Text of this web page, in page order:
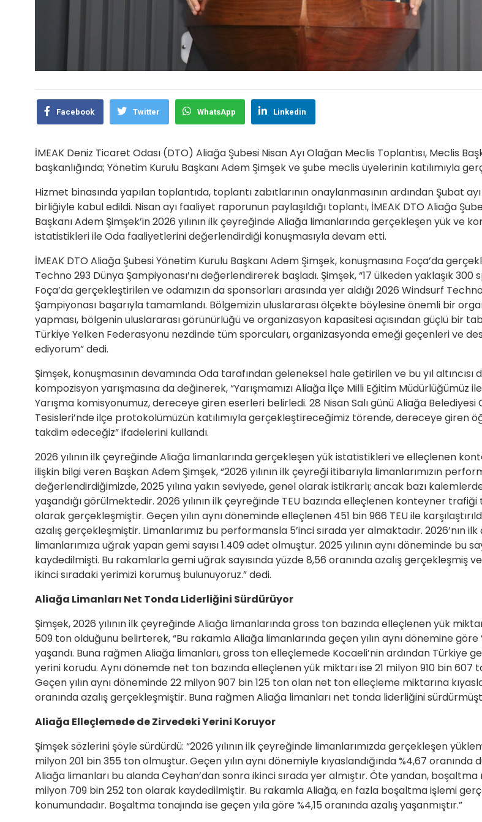
Facebook Twitter WhatsApp Linkedin
İMEAK Deniz Ticaret Odası (DTO) Aliağa Şubesi Nisan Ayı Olağan Meclis Toplantısı, Meclis
başkanlığında; Yönetim Kurulu Başkanı Adem Şimşek ve şube meclis üyelerinin katılımıyla
Hizmet binasında yapılan toplantıda, toplantı zabıtlarının onaylanmasının ardından Şubat
birliğiyle kabul edildi. Nisan ayı faaliyet raporunun paylaşıldığı toplantı, İMEAK DTO Aliağa
Başkanı Adem Şimşek’in 2026 yılının ilk çeyreğinde Aliağa limanlarında gerçekleşen yük ve
istatistikleri ile Oda faaliyetlerini değerlendirdiği konuşmasıyla devam etti.
İMEAK DTO Aliağa Şubesi Yönetim Kurulu Başkanı Adem Şimşek, konuşmasına Foça’da
Techno 293 Dünya Şampiyonası’nı değerlendirerek başladı. Şimşek, “17 ülkeden yaklaşık 300
Foça’da gerçekleştirilen ve odamızın da sponsorları arasında yer aldığı 2026 Windsurf
Şampiyonası başarıyla tamamlandı. Bölgemizin uluslararası ölçekte böylesine önemli bir
yapması, bölgenin uluslararası görünürlüğü ve organizasyon kapasitesi açısından güçlü bir
Türkiye Yelken Federasyonu nezdinde tüm sporcuları, organizasyonda emeği geçenleri ve
ediyorum” dedi.
Şimşek, konuşmasının devamında Oda tarafından geleneksel hale getirilen ve bu yıl altıncısı
kompozisyon yarışmasına da değinerek, “Yarışmamızı Aliağa İlçe Milli Eğitim Müdürlüğümüz
Yarışma komisyonumuz, dereceye giren eserleri belirledi. 28 Nisan Salı günü Aliağa Belediyesi
Tesisleri’nde ilçe protokolümüzün katılımıyla gerçekleştireceğimiz törende, dereceye giren
takdim edeceğiz” ifadelerini kullandı.
2026 yılının ilk çeyreğinde Aliağa limanlarında gerçekleşen yük istatistikleri ve elleçlenen
ilişkin bilgi veren Başkan Adem Şimşek, “2026 yılının ilk çeyreği itibarıyla limanlarımızın
değerlendirdiğimizde, 2025 yılına yakın seviyede, genel olarak istikrarlı; ancak bazı
yaşandığı görülmektedir. 2026 yılının ilk çeyreğinde TEU bazında elleçlenen konteyner
olarak gerçekleşmiştir. Geçen yılın aynı döneminde elleçlenen 451 bin 966 TEU ile
azalış gerçekleşmiştir. Limanlarımız bu performansla 5’inci sırada yer almaktadır. 2026’nın
limanlarımıza uğrak yapan gemi sayısı 1.409 adet olmuştur. 2025 yılının aynı döneminde bu
kaydedilmişti. Bu rakamlarla gemi uğrak sayısında yüzde 8,56 oranında azalış gerçekleşmiş
ikinci sıradaki yerimizi korumuş bulunuyoruz.” dedi.
Aliağa Limanları Net Tonda Liderliğini Sürdürüyor
Şimşek, 2026 yılının ilk çeyreğinde Aliağa limanlarında gross ton bazında elleçlenen yük
509 ton olduğunu belirterek, “Bu rakamla Aliağa limanlarında geçen yılın aynı dönemine göre
yaşandı. Buna rağmen Aliağa limanları, gross ton elleçlemede Kocaeli’nin ardından Türkiye
yerini korudu. Aynı dönemde net ton bazında elleçlenen yük miktarı ise 21 milyon 910 bin 607
Geçen yılın aynı döneminde 22 milyon 907 bin 125 ton olan net ton elleçleme miktarına
oranında azalış gerçekleşmiştir. Buna rağmen Aliağa limanları net tonda liderliğini
Aliağa Elleçlemede de Zirvedeki Yerini Koruyor
Şimşek sözlerini şöyle sürdürdü: “2026 yılının ilk çeyreğinde limanlarımızda gerçekleşen
milyon 201 bin 355 ton olmuştur. Geçen yılın aynı dönemiyle kıyaslandığında %4,67 oranında
Aliağa limanları bu alanda Ceyhan’dan sonra ikinci sırada yer almıştır. Öte yandan, boşaltma
milyon 709 bin 252 ton olarak kaydedilmiştir. Bu rakamla Aliağa, en fazla boşaltma işlemi
konumundadır. Boşaltma tonajında ise geçen yıla göre %4,15 oranında azalış yaşanmıştır.”